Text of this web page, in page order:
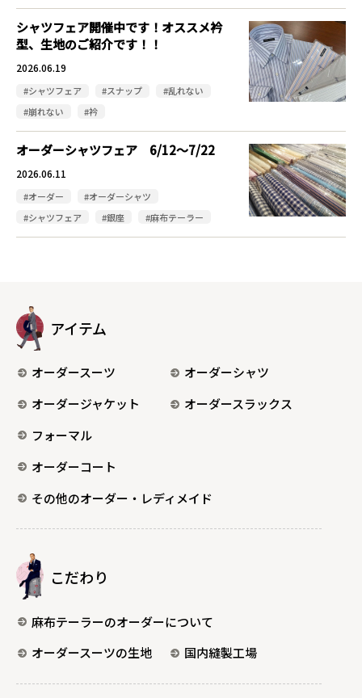
シャツフェア開催中です！オススメ衿
型、生地のご紹介です！！
2026.06.19
#シャツフェア #スナップ
#乱れない
#崩れない
#衿
オーダーシャツフェア 6/12～7/22
2026.06.11
#オーダー
#オーダーシャツ
#シャツフェア
#銀座 #麻布テーラー
アイテム
オーダースーツ
オーダーシャツ
オーダージャケット
オーダースラックス
フォーマル
オーダーコート
その他のオーダー・レディメイド
こだわり
麻布テーラーのオーダーについて
オーダースーツの生地
国内縫製工場